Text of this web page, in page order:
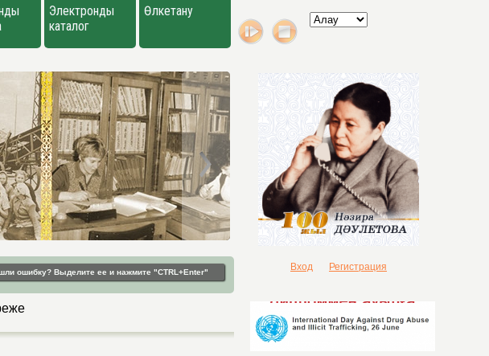
Электронды
каталог
Өлкетану
ошибку? Выделите ее и нажмите "CTRL+Enter" Вход Регистрация